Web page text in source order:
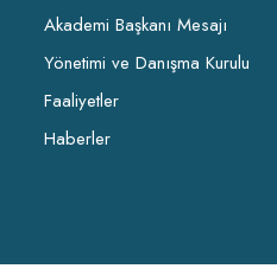
Akademi Başkanı Mesajı
Yönetimi ve Danışma Kurulu
Faaliyetler
Haberler